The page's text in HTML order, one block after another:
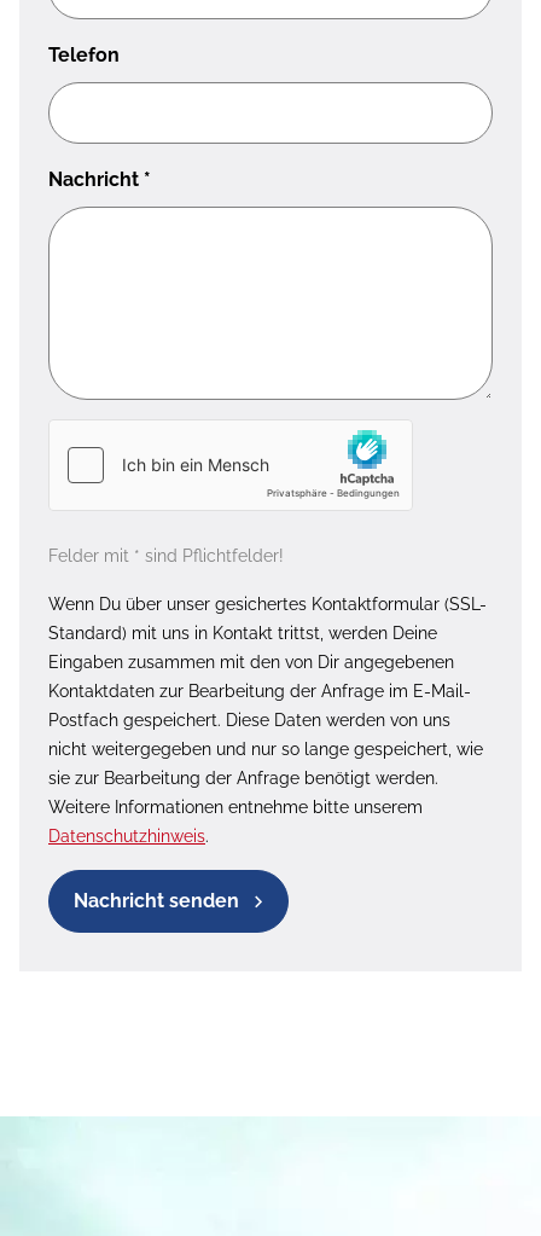
Telefon
Nachricht *
Felder mit * sind Pflichtfelder!
Wenn Du über unser gesichertes Kontaktformular (SSL-
Standard) mit uns in Kontakt trittst, werden Deine
Eingaben zusammen mit den von Dir angegebenen
Kontaktdaten zur Bearbeitung der Anfrage im E-Mail-
Postfach gespeichert. Diese Daten werden von uns
nicht weitergegeben und nur so lange gespeichert, wie
sie zur Bearbeitung der Anfrage benötigt werden.
Weitere Informationen entnehme bitte unserem
Datenschutzhinweis.
Nachricht senden